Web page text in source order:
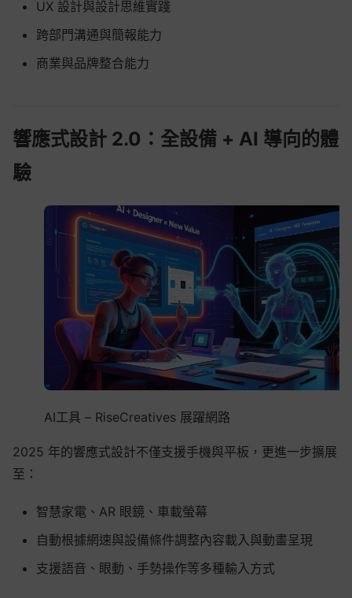
UX 設計與設計思維實踐
跨部門溝通與簡報能力
商業與品牌整合能力
響應式設計 2.0：全設備 + AI 導向的體
驗
AI工具 – RiseCreatives 展躍網路
2025 年的響應式設計不僅支援手機與平板，更進一步擴展
至：
智慧家電、AR 眼鏡、車載螢幕
自動根據網速與設備條件調整內容載入與動畫呈現
支援語音、眼動、手勢操作等多種輸入方式